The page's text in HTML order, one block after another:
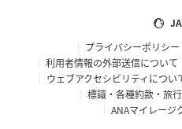
プライバシーポリシー
利用者情報の外部送信について
ウェブアクセシビリティについ
標識・各種約款・旅
ANAマイレージ